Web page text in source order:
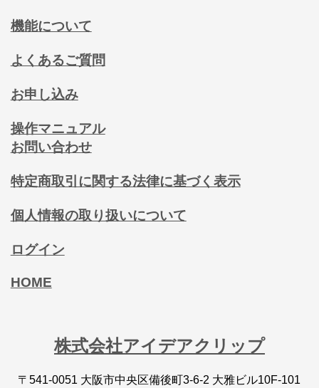
機能について
よくあるご質問
お申し込み
操作マニュアル
お問い合わせ
特定商取引に関する法律に基づく表示
個人情報の取り扱いについて
ログイン
HOME
株式会社アイデアクリップ
〒541-0051 大阪市中央区備後町3-6-2 大雅ビル10F-101